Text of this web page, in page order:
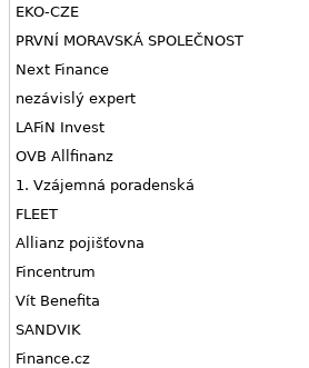
EKO-CZE
PRVNÍ MORAVSKÁ SPOLEČNOST
Next Finance
nezávislý expert
LAFiN Invest
OVB Allfinanz
1. Vzájemná poradenská
FLEET
Allianz pojišťovna
Fincentrum
Vít Benefita
SANDVIK
Finance.cz